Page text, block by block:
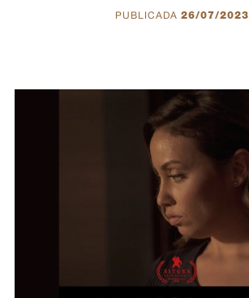
PUBLICADA 26/07/2023